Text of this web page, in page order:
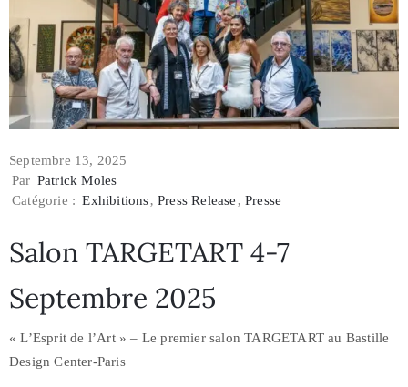
Septembre 13, 2025
Par Patrick Moles
Catégorie : Exhibitions‚Press Release‚Presse
Salon TARGETART 4-7
Septembre 2025
« L’Esprit de l’Art » – Le premier salon TARGETART au Bastille
Design Center-Paris